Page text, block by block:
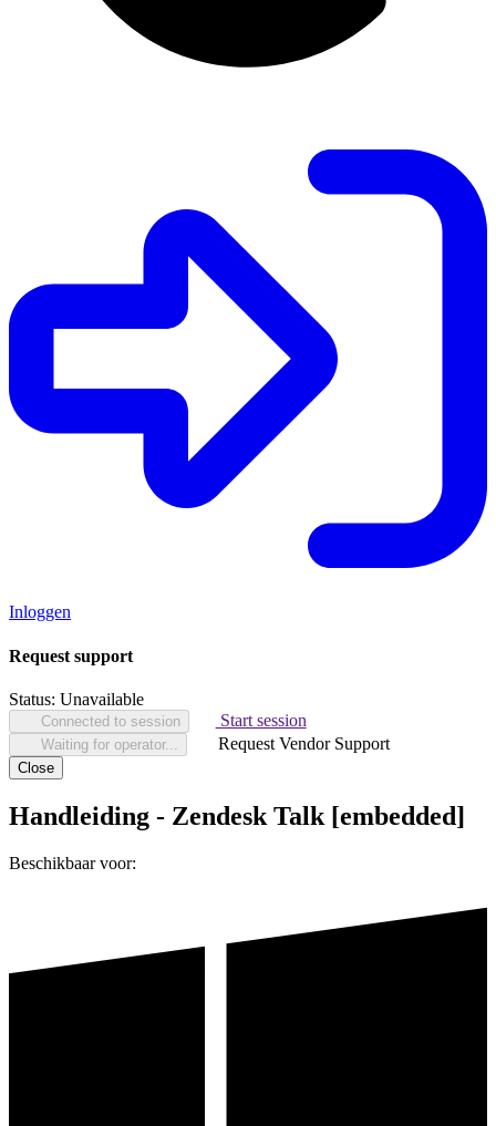
Inloggen
Request support
Status: Unavailable
Connected to session Start session
Waiting for operator... Request Vendor Support
Close
Handleiding - Zendesk Talk [embedded]
Beschikbaar voor: